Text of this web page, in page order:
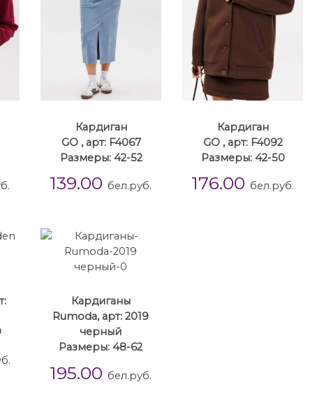
Кардиган
GO , арт: F4067
Размеры: 42-52
139.00 бел.руб.
Кардиган
GO , арт: F4092
Размеры: 42-50
176.00 бел.руб.
Кардиганы
Rumoda, арт: 2019
черный
Размеры: 48-62
195.00 бел.руб.